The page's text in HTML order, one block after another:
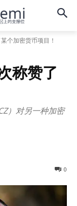
个加密货币项目！
称赞了
）对另一种加密
0